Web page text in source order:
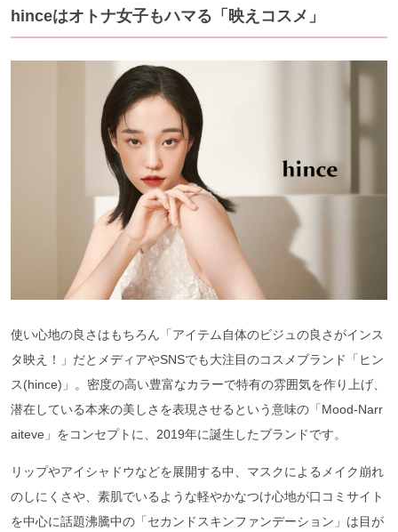
hinceはオトナ女子もハマる「映えコスメ」
使い心地の良さはもちろん「アイテム自体のビジュの良さがインス
タ映え！」だとメディアやSNSでも大注目のコスメブランド「ヒン
ス(hince)」。密度の高い豊富なカラーで特有の雰囲気を作り上げ、
潜在している本来の美しさを表現させるという意味の「Mood-Narr
aiteve」をコンセプトに、2019年に誕生したブランドです。
リップやアイシャドウなどを展開する中、マスクによるメイク崩れ
のしにくさや、素肌でいるような軽やかなつけ心地が口コミサイト
を中心に話題沸騰中の「セカンドスキンファンデーション」は目が